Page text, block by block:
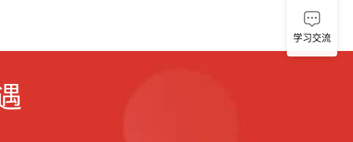
学习交流